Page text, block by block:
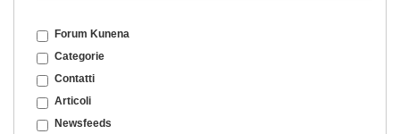
Forum Kunena
Categorie
Contatti
Articoli
Newsfeeds